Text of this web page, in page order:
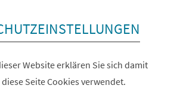
Website erklären Sie sich damit
Seite Cookies verwendet.